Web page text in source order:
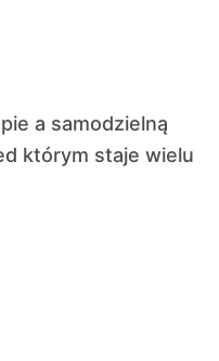
którym staje wielu